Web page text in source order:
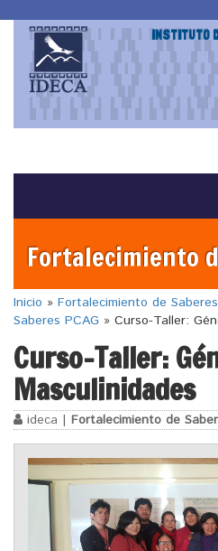
INSTITUTO
Fortalecimiento
Inicio » Fortalecimiento de Saberes
Saberes PCAG » Curso-Taller:
Curso-Taller:
Masculinidades
ideca | Fortalecimiento de